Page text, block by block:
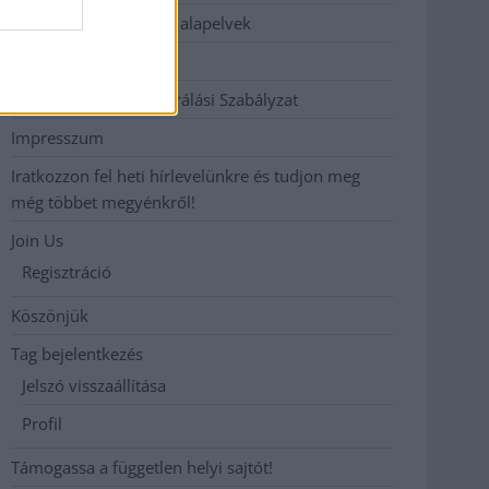
Etikai és függetlenségi alapelvek
Hozzászólási és Moderálási Szabályzat
Impresszum
Iratkozzon fel heti hírlevelünkre és tudjon meg
még többet megyénkről!
Join Us
Regisztráció
Köszönjük
Tag bejelentkezés
Jelszó visszaállítása
Profil
Támogassa a független helyi sajtót!